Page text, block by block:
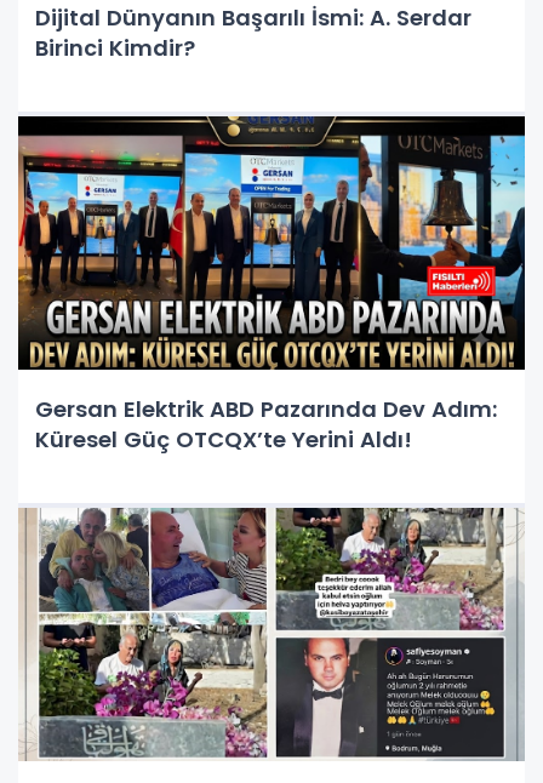
Dijital Dünyanın Başarılı İsmi: A. Serdar
Birinci Kimdir?
Gersan Elektrik ABD Pazarında Dev Adım:
Küresel Güç OTCQX’te Yerini Aldı!